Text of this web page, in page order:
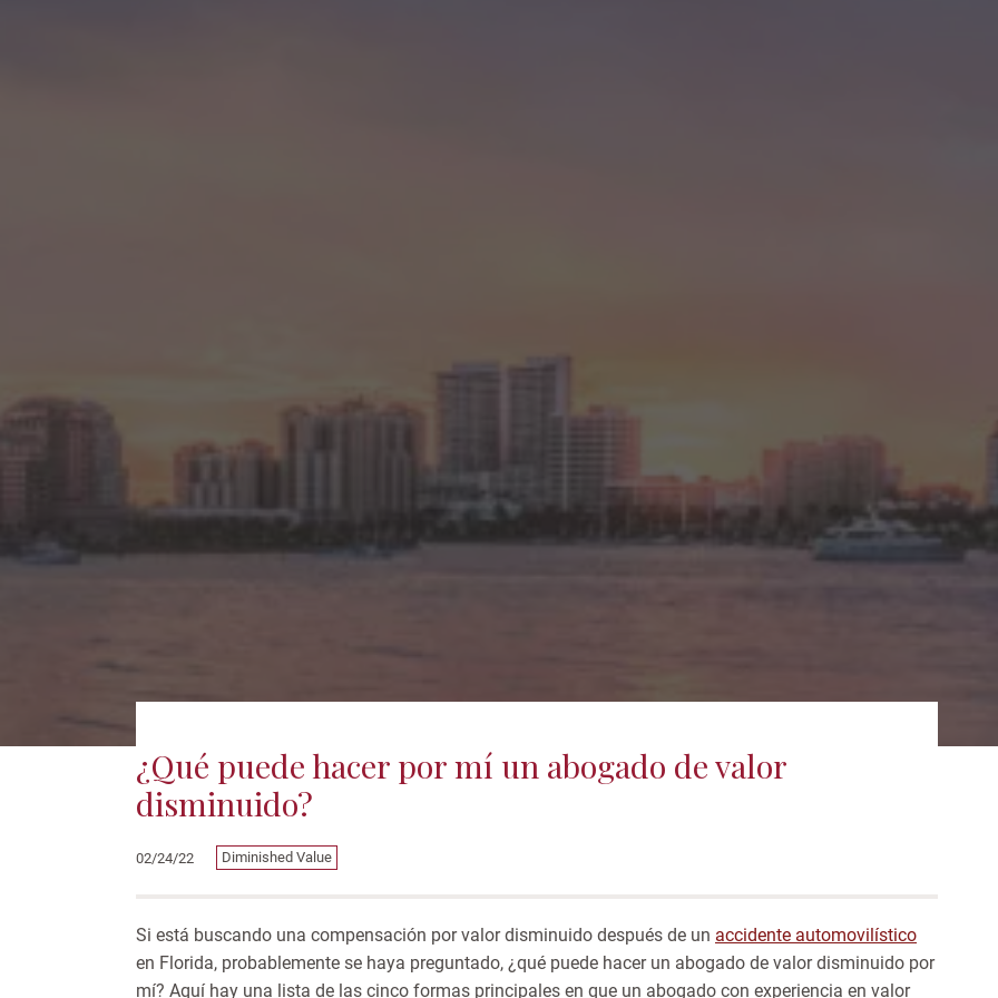
¿Qué puede hacer por mí un abogado de valor
disminuido?
02/24/22 Diminished Value
Si está buscando una compensación por valor disminuido después de un accidente automovilístico
en Florida, probablemente se haya preguntado, ¿qué puede hacer un abogado de valor disminuido por
mí? Aquí hay una lista de las cinco formas principales en que un abogado con experiencia en valor